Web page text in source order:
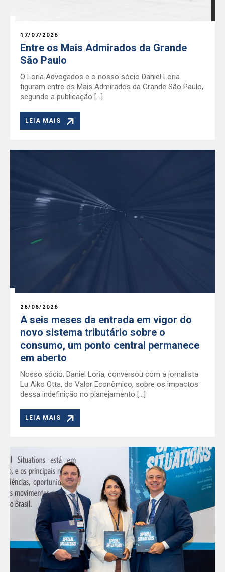
17/07/2026
Entre os Mais Admirados da Grande
São Paulo
O Loria Advogados e o nosso sócio Daniel Loria
figuram entre os Mais Admirados da Grande São Paulo,
segundo a publicação […]
LEIA MAIS
26/06/2026
A seis meses da entrada em vigor do
novo sistema tributário sobre o
consumo, um ponto central permanece
em aberto
Nosso sócio, Daniel Loria, conversou com a jornalista
Lu Aiko Otta, do Valor Econômico, sobre os impactos
dessa indefinição no planejamento […]
LEIA MAIS